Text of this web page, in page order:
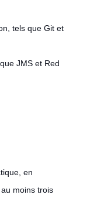
tels que Git et
JMS et Red
en
moins trois